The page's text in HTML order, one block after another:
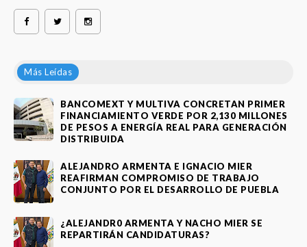
Más Leídas
BANCOMEXT Y MULTIVA CONCRETAN PRIMER
FINANCIAMIENTO VERDE POR 2,130 MILLONES
DE PESOS A ENERGÍA REAL PARA GENERACIÓN
DISTRIBUIDA
ALEJANDRO ARMENTA E IGNACIO MIER
REAFIRMAN COMPROMISO DE TRABAJO
CONJUNTO POR EL DESARROLLO DE PUEBLA
¿ALEJANDR0 ARMENTA Y NACHO MIER SE
REPARTIRÁN CANDIDATURAS?